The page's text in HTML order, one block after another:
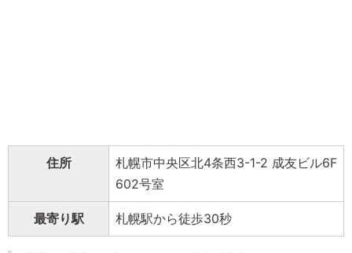
住所
札幌市中央区北4条西3-1-2 成友ビル6F
602号室
最寄り駅 札幌駅から徒歩30秒